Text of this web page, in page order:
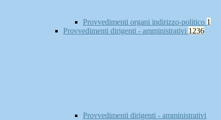
Provvedimenti organi indirizzo-politico 1
Provvedimenti dirigenti - amministrativi 1236
Provvedimenti dirigenti - amministrativi